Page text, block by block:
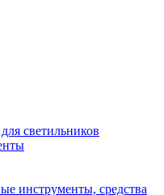
светильников
инструменты, средства